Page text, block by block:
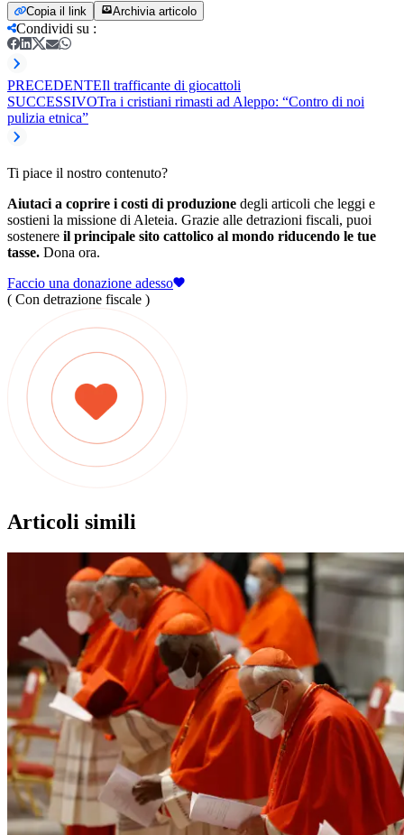
Copia il link Archivia articolo
Condividi su :
PRECEDENTEIl trafficante di giocattoli
SUCCESSIVOTra i cristiani rimasti ad Aleppo: “Contro di noi
pulizia etnica”
Ti piace il nostro contenuto?
Aiutaci a coprire i costi di produzione degli articoli che leggi e
sostieni la missione di Aleteia. Grazie alle detrazioni fiscali, puoi
sostenere il principale sito cattolico al mondo riducendo le tue
tasse. Dona ora.
Faccio una donazione adesso
( Con detrazione fiscale )
Articoli simili